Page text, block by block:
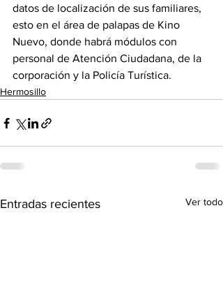
datos de localización de sus familiares,
esto en el área de palapas de Kino
Nuevo, donde habrá módulos con
personal de Atención Ciudadana, de la
corporación y la Policía Turística.
Hermosillo
Entradas recientes Ver todo